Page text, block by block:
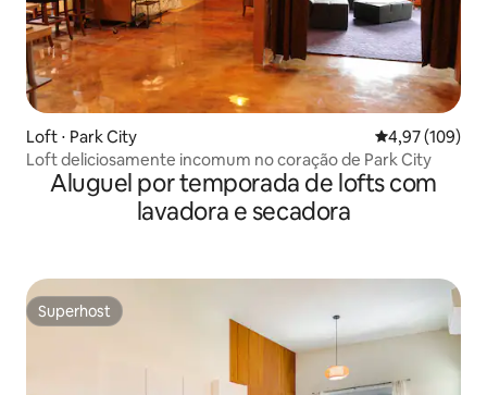
Loft ⋅ Park City 4,97 de uma
4,97 (109)
Loft deliciosamente incomum no coração de Park City
Aluguel por temporada de lofts com
lavadora e secadora
Superhost
Superhost